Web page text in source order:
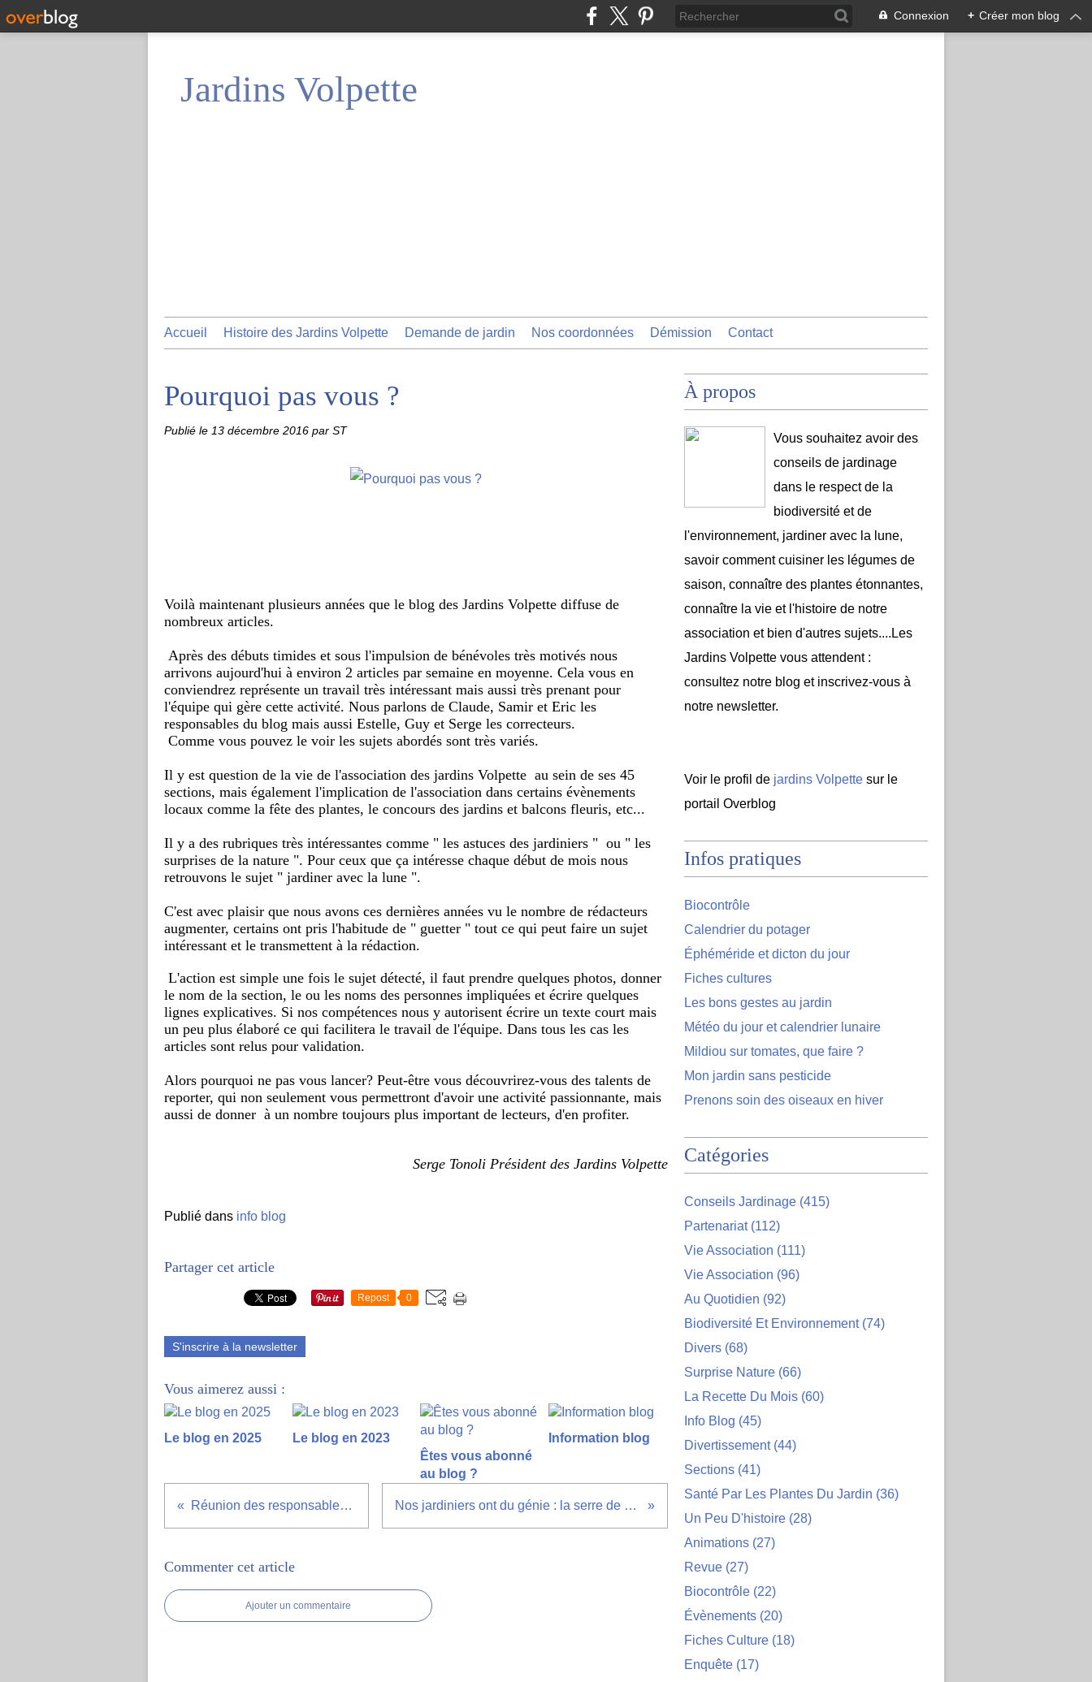
Connexion + Créer mon blog
Jardins Volpette
Accueil Histoire des Jardins Volpette Demande de jardin Nos coordonnées Démission Contact
Pourquoi pas vous ?
Publié le 13 décembre 2016 par ST
Voilà maintenant plusieurs années que le blog des Jardins Volpette diffuse de
nombreux articles.
Après des débuts timides et sous l'impulsion de bénévoles très motivés nous
arrivons aujourd'hui à environ 2 articles par semaine en moyenne. Cela vous en
conviendrez représente un travail très intéressant mais aussi très prenant pour
l'équipe qui gère cette activité. Nous parlons de Claude, Samir et Eric les
responsables du blog mais aussi Estelle, Guy et Serge les correcteurs.
Comme vous pouvez le voir les sujets abordés sont très variés.
Il y est question de la vie de l'association des jardins Volpette  au sein de ses 45
sections, mais également l'implication de l'association dans certains évènements
locaux comme la fête des plantes, le concours des jardins et balcons fleuris, etc...
Il y a des rubriques très intéressantes comme " les astuces des jardiniers "  ou " les
surprises de la nature ". Pour ceux que ça intéresse chaque début de mois nous
retrouvons le sujet " jardiner avec la lune ".
C'est avec plaisir que nous avons ces dernières années vu le nombre de rédacteurs
augmenter, certains ont pris l'habitude de " guetter " tout ce qui peut faire un sujet
intéressant et le transmettent à la rédaction.
L'action est simple une fois le sujet détecté, il faut prendre quelques photos, donner
le nom de la section, le ou les noms des personnes impliquées et écrire quelques
lignes explicatives. Si nos compétences nous y autorisent écrire un texte court mais
un peu plus élaboré ce qui facilitera le travail de l'équipe. Dans tous les cas les
articles sont relus pour validation.
Alors pourquoi ne pas vous lancer? Peut-être vous découvrirez-vous des talents de
reporter, qui non seulement vous permettront d'avoir une activité passionnante, mais
aussi de donner  à un nombre toujours plus important de lecteurs, d'en profiter.
Serge Tonoli Président des Jardins Volpette
Publié dans info blog
Partager cet article
Repost 0
S'inscrire à la newsletter
Vous aimerez aussi :
Le blog en 2025
Le blog en 2023
Êtes vous abonné
au blog ?
Information blog
Réunion des responsables de section Nos jardiniers ont du génie : la serre de Laurent Philippe
Commenter cet article
Ajouter un commentaire
À propos
Vous souhaitez avoir des
conseils de jardinage
dans le respect de la
biodiversité et de
l'environnement, jardiner avec la lune,
savoir comment cuisiner les légumes de
saison, connaître des plantes étonnantes,
connaître la vie et l'histoire de notre
association et bien d'autres sujets....Les
Jardins Volpette vous attendent :
consultez notre blog et inscrivez-vous à
notre newsletter.
Voir le profil de jardins Volpette sur le
portail Overblog
Infos pratiques
Biocontrôle
Calendrier du potager
Éphéméride et dicton du jour
Fiches cultures
Les bons gestes au jardin
Météo du jour et calendrier lunaire
Mildiou sur tomates, que faire ?
Mon jardin sans pesticide
Prenons soin des oiseaux en hiver
Catégories
Conseils Jardinage (415)
Partenariat(112)
Vie Association (111)
Vie Association (96)
Au Quotidien (92)
Biodiversité Et Environnement(74)
Divers (68)
Surprise Nature (66)
La Recette Du Mois (60)
Info Blog (45)
Divertissement(44)
Sections (41)
Santé Par Les Plantes Du Jardin (36)
Un Peu D'histoire (28)
Animations (27)
Revue (27)
Biocontrôle (22)
Évènements (20)
Fiches Culture (18)
Enquête (17)